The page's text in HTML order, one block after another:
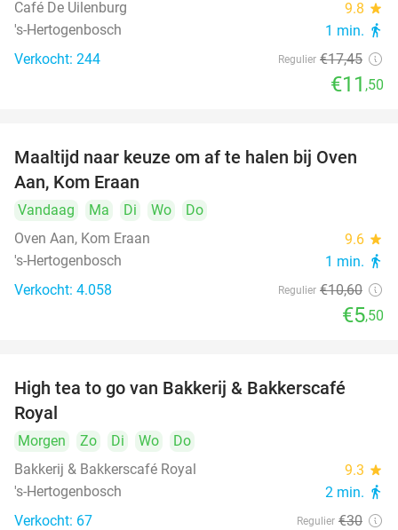
Café De Uilenburg
9.8 star
's-Hertogenbosch 1 min. directions_walk
Verkocht: 244 Regulier €17,45
€11 ,50
48%
Maaltijd naar keuze om af te halen bij Oven
Aan, Kom Eraan
Vandaag Ma Di Wo
Do
Oven Aan, Kom Eraan
9.6 star
's-Hertogenbosch 1 min. directions_walk
Verkocht: 4.058 Regulier €10,60
€5,50
40%
High tea to go van Bakkerij & Bakkerscafé
Royal
Morgen Zo Di Wo
Do
Bakkerij & Bakkerscafé Royal
9.3 star
's-Hertogenbosch 2 min. directions_walk
Verkocht: 67 Regulier €30